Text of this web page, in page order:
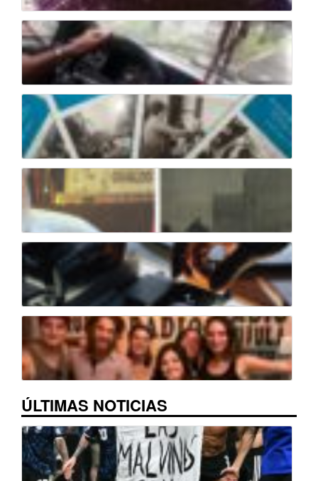
ÚLTIMAS NOTICIAS